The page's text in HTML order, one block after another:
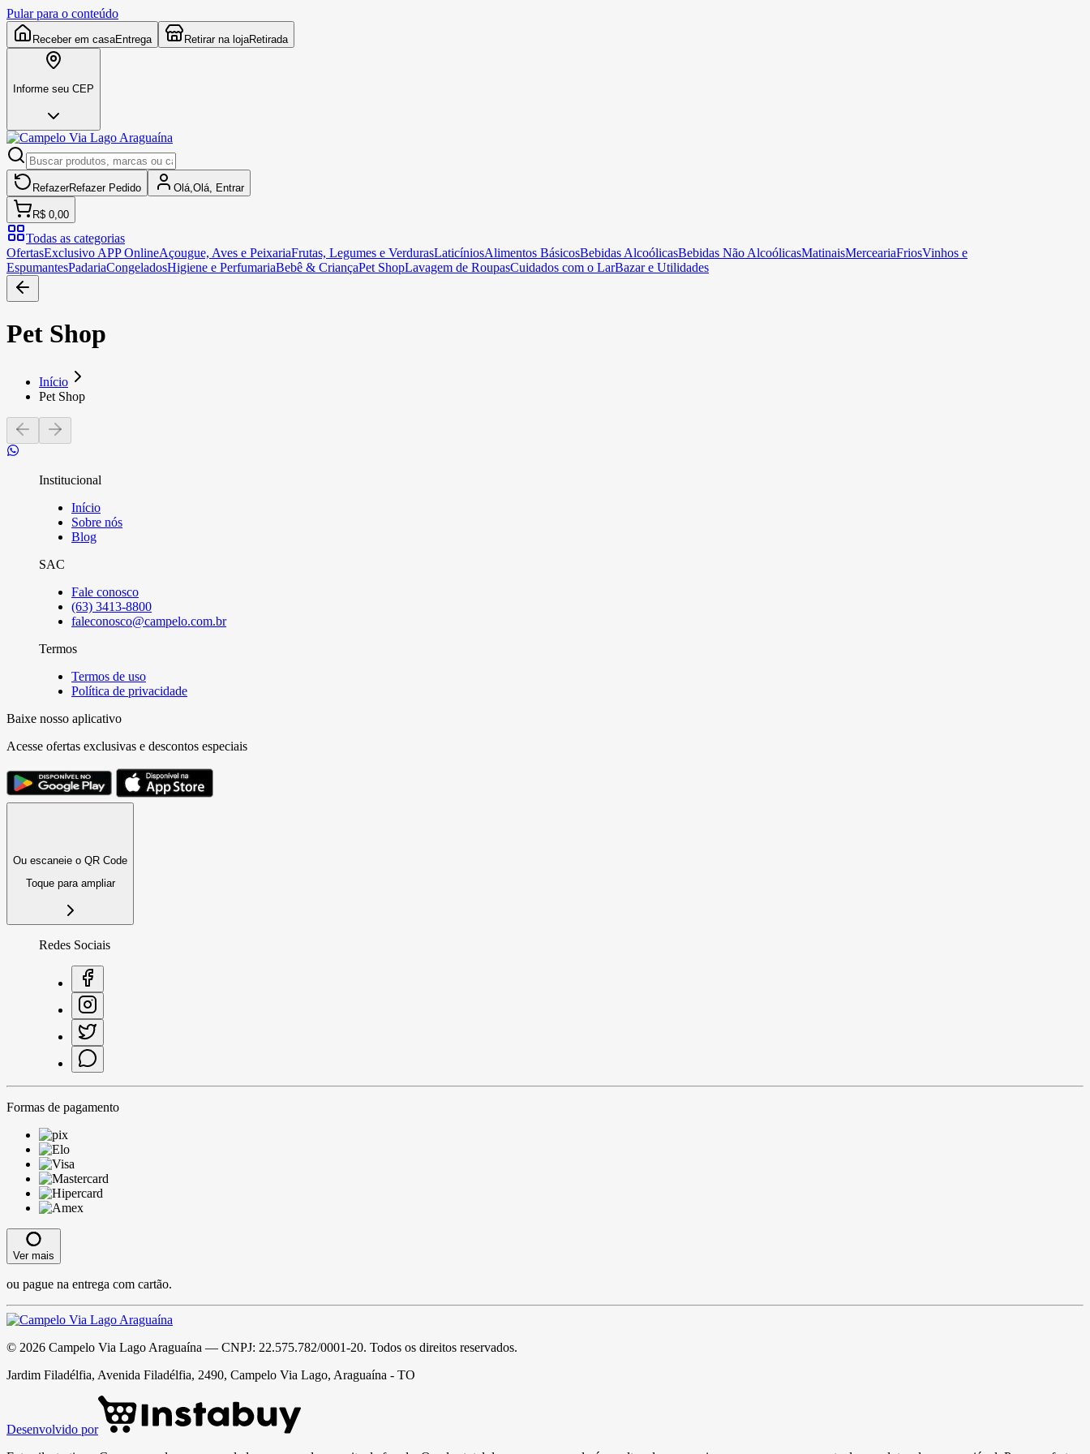
Pular para o conteúdo
Receber em casaEntrega Retirar na lojaRetirada
Informe seu CEP
RefazerRefazer Pedido Olá, Olá, Entrar
R$ 0,00
Todas as categorias
OfertasExclusivo APP OnlineAçougue, Aves e PeixariaFrutas, Legumes e VerdurasLaticíniosAlimentos BásicosBebidas AlcoólicasBebidas Não AlcoólicasMatinaisMerceariaFriosVinhos e
EspumantesPadariaCongeladosHigiene e PerfumariaBebê & CriançaPet ShopLavagem de RoupasCuidados com o LarBazar e Utilidades
Pet Shop
Início
Pet Shop
Institucional
Início
Sobre nós
Blog
SAC
Fale conosco
(63) 3413-8800
faleconosco@campelo.com.br
Termos
Termos de uso
Política de privacidade
Baixe nosso aplicativo
Acesse ofertas exclusivas e descontos especiais
Ou escaneie o QR Code
Toque para ampliar
Redes Sociais
Formas de pagamento
Ver mais
ou pague na entrega com cartão.
© 2026 Campelo Via Lago Araguaína — CNPJ: 22.575.782/0001-20. Todos os direitos reservados.
Jardim Filadélfia, Avenida Filadélfia, 2490, Campelo Via Lago, Araguaína - TO
Desenvolvido por